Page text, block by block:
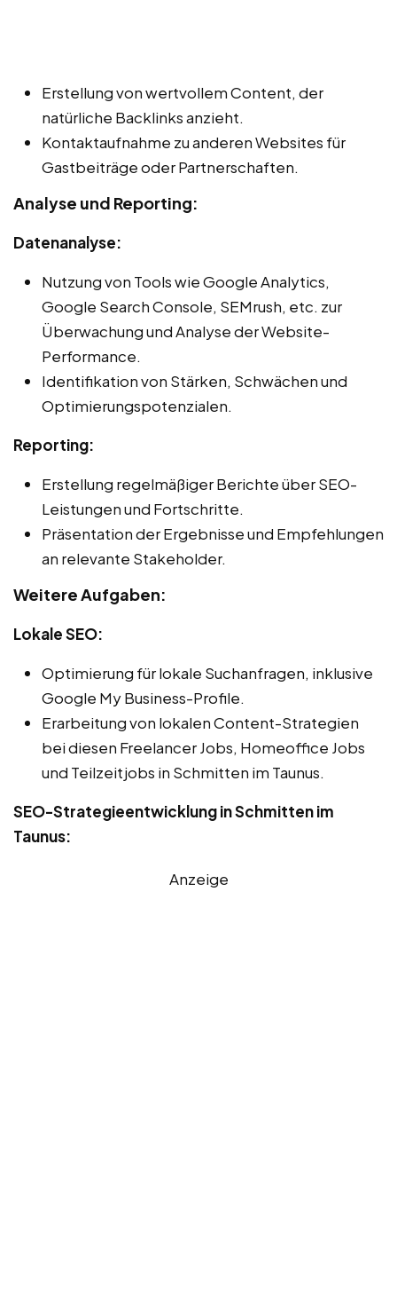
Erstellung von wertvollem Content, der
natürliche Backlinks anzieht.
Kontaktaufnahme zu anderen Websites für
Gastbeiträge oder Partnerschaften.
Analyse und Reporting:
Datenanalyse:
Nutzung von Tools wie Google Analytics,
Google Search Console, SEMrush, etc. zur
Überwachung und Analyse der Website-
Performance.
Identifikation von Stärken, Schwächen und
Optimierungspotenzialen.
Reporting:
Erstellung regelmäßiger Berichte über SEO-
Leistungen und Fortschritte.
Präsentation der Ergebnisse und Empfehlungen
an relevante Stakeholder.
Weitere Aufgaben:
Lokale SEO:
Optimierung für lokale Suchanfragen, inklusive
Google My Business-Profile.
Erarbeitung von lokalen Content-Strategien
bei diesen Freelancer Jobs, Homeoffice Jobs
und Teilzeitjobs in Schmitten im Taunus.
SEO-Strategieentwicklung in Schmitten im
Taunus:
Anzeige